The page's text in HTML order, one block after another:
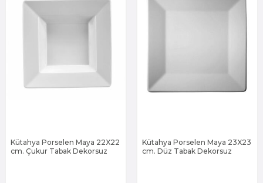
Kütahya Porselen Maya 22X22
cm. Çukur Tabak Dekorsuz
Kütahya Porselen Maya 23X23
cm. Düz Tabak Dekorsuz